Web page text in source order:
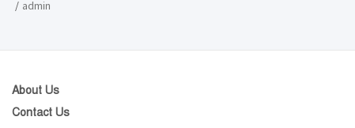
admin
About Us
Contact Us